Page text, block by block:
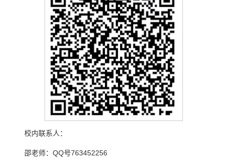
校内联系人：
邵老师：QQ号763452256